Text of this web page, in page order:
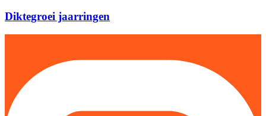
Diktegroei jaarringen